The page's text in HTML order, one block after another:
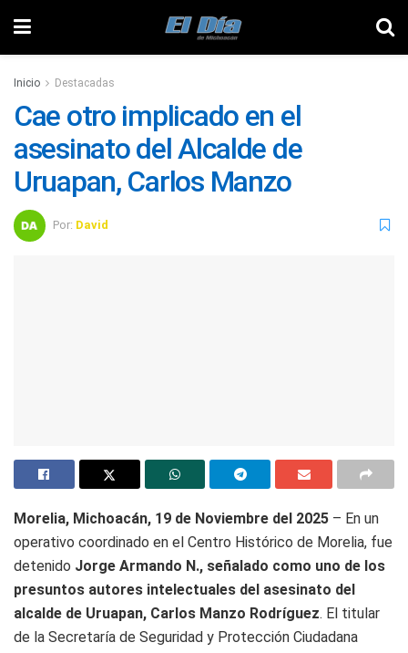
Inicio Destacadas
Cae otro implicado en el
asesinato del Alcalde de
Uruapan, Carlos Manzo
Por: David
Morelia, Michoacán, 19 de Noviembre del 2025 – En un
operativo coordinado en el Centro Histórico de Morelia, fue
detenido Jorge Armando N., señalado como uno de los
presuntos autores intelectuales del asesinato del
alcalde de Uruapan, Carlos Manzo Rodríguez. El titular
de la Secretaría de Seguridad y Protección Ciudadana